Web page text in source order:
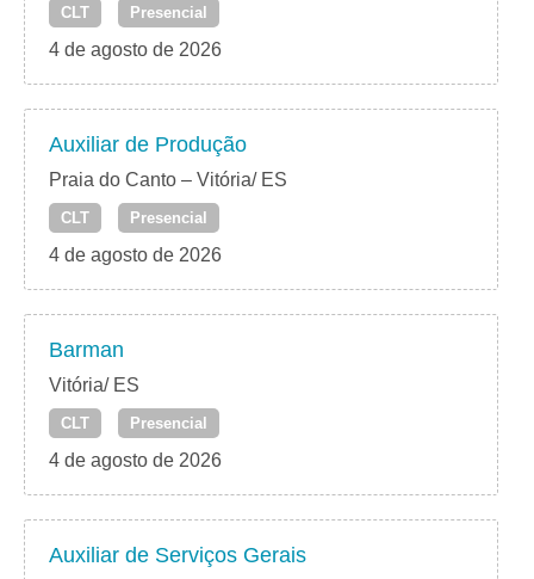
CLT Presencial
4 de agosto de 2026
Auxiliar de Produção
Praia do Canto – Vitória/ ES
CLT Presencial
4 de agosto de 2026
Barman
Vitória/ ES
CLT Presencial
4 de agosto de 2026
Auxiliar de Serviços Gerais